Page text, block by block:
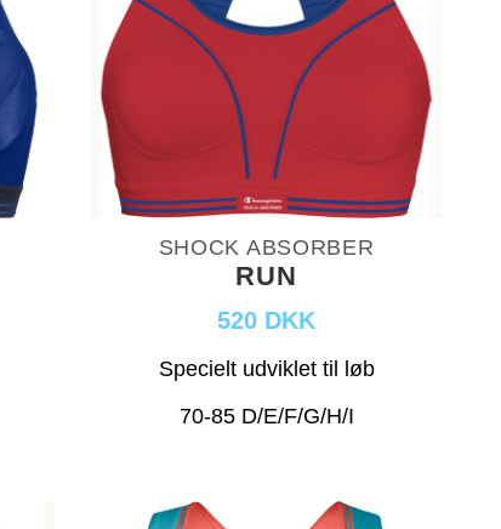
SHOCK ABSORBER
RUN
520 DKK
Specielt udviklet til løb
70-85 D/E/F/G/H/I